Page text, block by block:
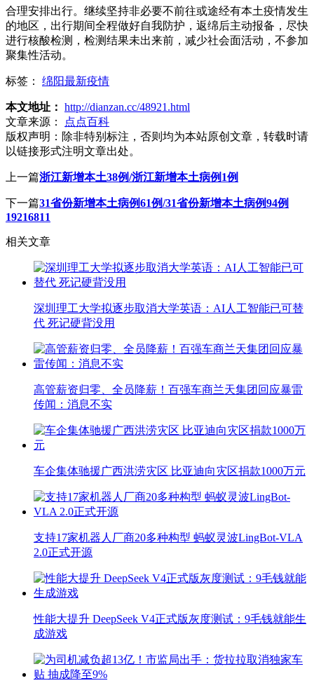
合理安排出行。继续坚持非必要不前往或途经有本土疫情发生
的地区，出行期间全程做好自我防护，返绵后主动报备，尽快
进行核酸检测，检测结果未出来前，减少社会面活动，不参加
聚集性活动。
标签： 绵阳最新疫情
本文地址： http://dianzan.cc/48921.html
文章来源：
点点百科
版权声明： 除非特别标注，否则均为本站原创文章，转载时请
以链接形式注明文章出处。
上一篇浙江新增本土38例/浙江新增本土病例1例
下一篇31省份新增本土病例61例/31省份新增本土病例94例
19216811
相关文章
深圳理工大学拟逐步取消大学英语：AI人工智能已可替
代 死记硬背没用
高管薪资归零、全员降薪！百强车商兰天集团回应暴雷
传闻：消息不实
车企集体驰援广西洪涝灾区 比亚迪向灾区捐款1000万元
支持17家机器人厂商20多种构型 蚂蚁灵波LingBot-VLA
2.0正式开源
性能大提升 DeepSeek V4正式版灰度测试：9毛钱就能生
成游戏